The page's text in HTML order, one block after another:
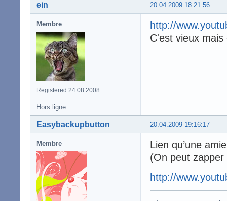
20.04.2009 18:21:56
ein
Membre
Registered 24.08.2008
http://
C'est vieux
Hors ligne
20.04.2009 19:16:17
Easybackupbutton
Membre
Lien qu’une
(On peut
http://